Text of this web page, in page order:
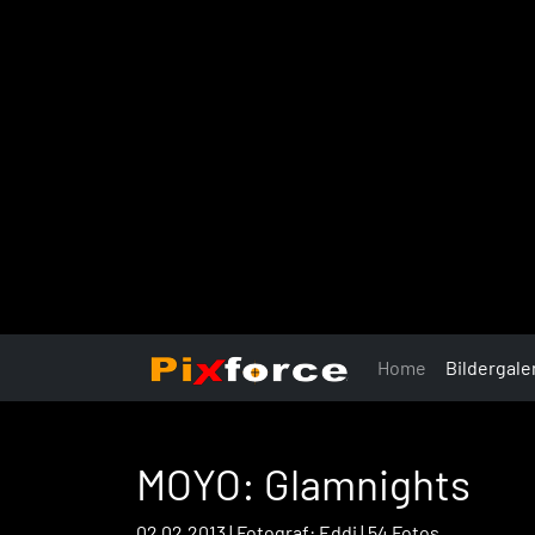
Home
MOYO: Glamnights